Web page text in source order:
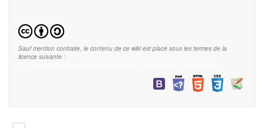
Sauf mention contraire, le contenu de ce wiki est placé sous les termes de la
licence suivante :